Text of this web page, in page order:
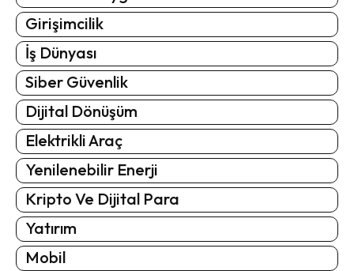
Girişimcilik
İş Dünyası
Siber Güvenlik
Dijital Dönüşüm
Elektrikli Araç
Yenilenebilir Enerji
Kripto Ve Dijital Para
Yatırım
Mobil